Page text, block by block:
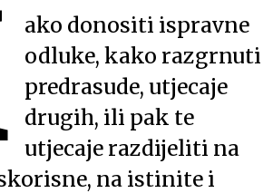
ako donositi ispravne
odluke, kako razgrnuti
predrasude, utjecaje
drugih, ili pak te
utjecaje razdijeliti na
na istinite i